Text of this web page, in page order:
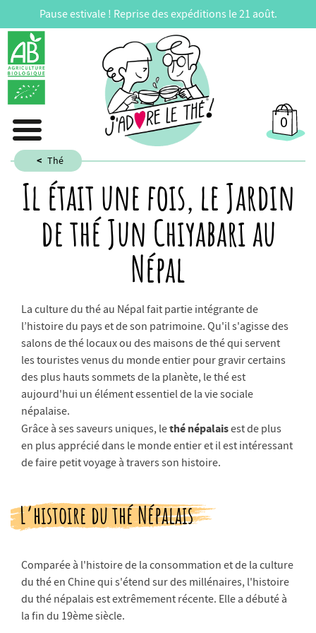
Pause estivale ! Reprise des expéditions le 21 août.
0
Thé
Il était une fois, le Jardin
de thé Jun Chiyabari au
Népal
La culture du thé au Népal fait partie intégrante de
l’histoire du pays et de son patrimoine. Qu'il s'agisse des
salons de thé locaux ou des maisons de thé qui servent
les touristes venus du monde entier pour gravir certains
des plus hauts sommets de la planète, le thé est
aujourd'hui un élément essentiel de la vie sociale
népalaise.
Grâce à ses saveurs uniques, lethé népalaisest de plus
en plus apprécié dans le monde entier et il est intéressant
de faire petit voyage à travers son histoire.
L’histoire du thé Népalais
Comparée à l'histoire de la consommation et de la culture
du thé en Chine qui s'étend sur des millénaires, l'histoire
du thé népalais est extrêmement récente. Elle a débuté à
la fin du 19ème siècle.